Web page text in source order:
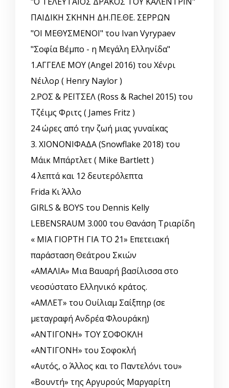
ΠΑΙΔΙΚΗ ΣΚΗΝΗ ΔΗ.ΠΕ.ΘΕ. ΣΕΡΡΩΝ
"ΟΙ ΜΕΘΥΣΜΕΝΟΙ" του Ivan Vyrypaev
"Σοφία Βέμπο - η Μεγάλη Ελληνίδα"
1.ΑΓΓΕΛΕ ΜΟΥ (Angel 2016) του Χένρι
Νέιλορ ( Henry Naylor )
2.ΡΟΣ & ΡΕΪΤΣΕΛ (Ross & Rachel 2015) του
Τζέιμς Φριτς ( James Fritz )
24 ώρες από την ζωή μιας γυναίκας
3. ΧΙΟΝΟΝΙΦΑΔΑ (Snowflake 2018) του
Μάικ Μπάρτλετ ( Mike Bartlett )
4 λεπτά και 12 δευτερόλεπτα
Frida Κι Άλλο
GIRLS & BOYS του Dennis Kelly
LEBENSRAUM 3.000 του Θανάση Τριαρίδη
« ΜΙΑ ΓΙΟΡΤΗ ΓΙΑ ΤΟ ΄21» Επετειακή
παράσταση Θεάτρου Σκιών
«ΑΜΑΛΙΑ» Μια Βαυαρή βασίλισσα στο
νεοσύστατο Ελληνικό κράτος.
«ΑΜΛΕΤ» του Ουίλιαμ Σαίξπηρ (σε
μεταγραφή Ανδρέα Φλουράκη)
«ΑΝΤΙΓΟΝΗ» ΤΟΥ ΣΟΦΟΚΛΗ
«ΑΝΤΙΓΟΝΗ» του Σοφοκλή
«Αυτός, o Άλλος και το Παντελόνι του»
«Βουντή» της Αργυρούς Μαργαρίτη